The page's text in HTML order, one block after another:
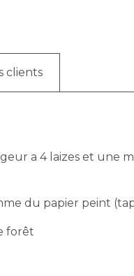
clients
a 4 laizes et une
du papier peint
forêt